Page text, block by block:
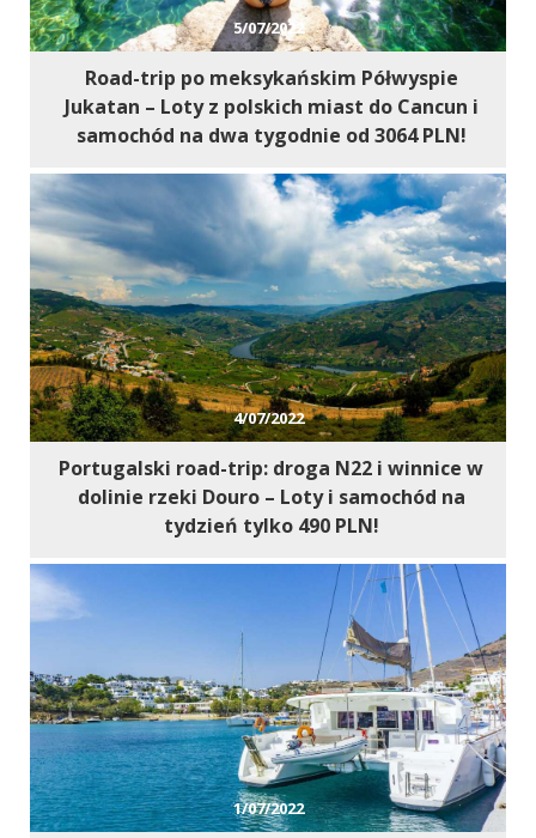
5/07/2022
Road-trip po meksykańskim Półwyspie
Jukatan – Loty z polskich miast do Cancun i
samochód na dwa tygodnie od 3064 PLN!
4/07/2022
Portugalski road-trip: droga N22 i winnice w
dolinie rzeki Douro – Loty i samochód na
tydzień tylko 490 PLN!
1/07/2022